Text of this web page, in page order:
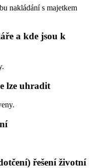
nakládání s majetkem
a kde jsou k
lze uhradit
řešení životní